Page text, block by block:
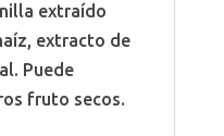
extraído
extracto de
Puede
fruto secos.